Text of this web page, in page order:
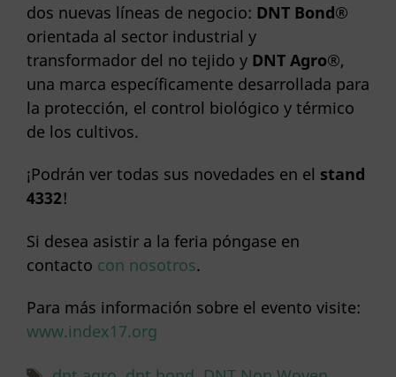
dos nuevas líneas de negocio: DNT Bond®
orientada al sector industrial y
transformador del no tejido y DNT Agro®,
una marca específicamente desarrollada para
la protección, el control biológico y térmico
de los cultivos.
¡Podrán ver todas sus novedades en el stand
4332!
Si desea asistir a la feria póngase en
contacto con nosotros.
Para más información sobre el evento visite:
www.index17.org
Etiquetas